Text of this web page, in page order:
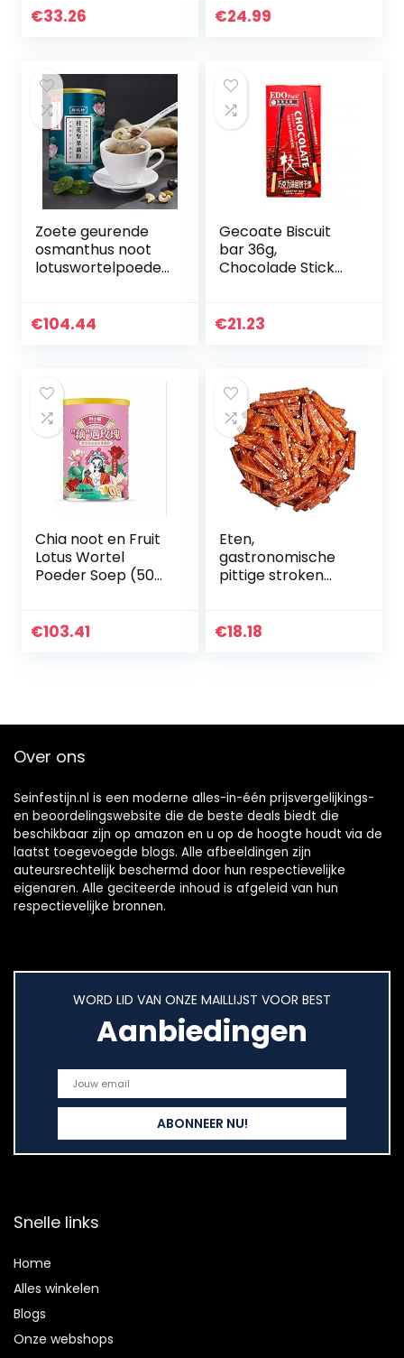
Poeder, Gezonde
€33.26
Pittige Strip Kleine
€24.99
Zoete geurende
osmanthus noot
lotuswortelpoeder,
gezonde en
€104.44
Gecoate Biscuit
bar 36g,
Chocolade Stick
bar, Online rode
€21.23
Chia noot en Fruit
Lotus Wortel
Poeder Soep (500
Poeder Soep, Rose
€103.41
Eten,
gastronomische
pittige stroken
casual snacks
€18.18
Over ons
Seinfestijn.nl is een moderne alles-in-één prijsvergelijkings-
en beoordelingswebsite die de beste deals biedt die
beschikbaar zijn op amazon en u op de hoogte houdt via de
laatst toegevoegde blogs. Alle afbeeldingen zijn
auteursrechtelijk beschermd door hun respectievelijke
eigenaren. Alle geciteerde inhoud is afgeleid van hun
respectievelijke bronnen.
WORD LID VAN ONZE MAILLIJST VOOR BEST
Aanbiedingen
Snelle links
Home
Alles winkelen
Blogs
Onze webshops